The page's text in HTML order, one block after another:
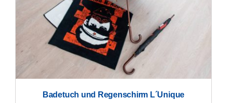
Badetuch und Regenschirm L´Unique